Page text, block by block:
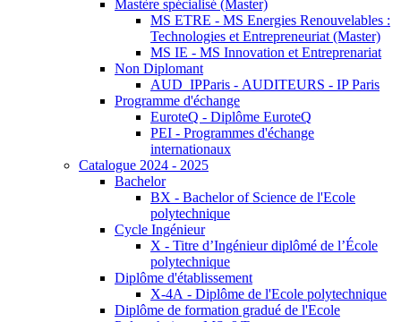
Mastère spécialisé (Master)
MS ETRE - MS Energies Renouvelables :
Technologies et Entrepreneuriat (Master)
MS IE - MS Innovation et Entreprenariat
Non Diplomant
AUD_IPParis - AUDITEURS - IP Paris
Programme d'échange
EuroteQ - Diplôme EuroteQ
PEI - Programmes d'échange
internationaux
Catalogue 2024 - 2025
Bachelor
BX - Bachelor of Science de l'Ecole
polytechnique
Cycle Ingénieur
X - Titre d’Ingénieur diplômé de l’École
polytechnique
Diplôme d'établissement
X-4A - Diplôme de l'Ecole polytechnique
Diplôme de formation gradué de l'Ecole